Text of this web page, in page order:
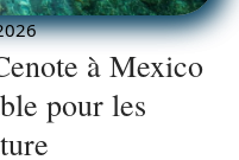
à Mexico
pour les